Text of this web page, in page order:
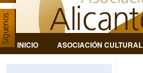
INICIO ASOCIACIÓN CULTURAL